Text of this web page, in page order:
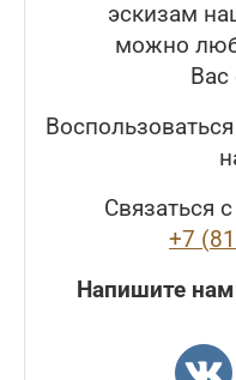
эскизам
можно
Вас
Связаться
+7
Напишите